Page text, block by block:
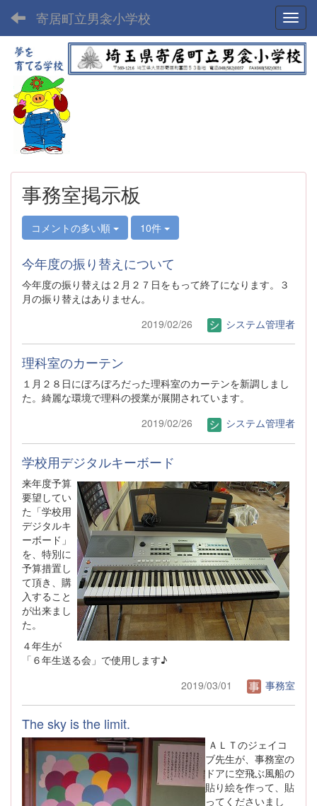
寄居町立男衾小学校
事務室掲示板
コメントの多い順 10件
今年度の振り替えについて
今年度の振り替えは２月２７日をもって終了になります。３
月の振り替えはありません。
2019/02/26
システム管理者
理科室のカーテン
１月２８日にぼろぼろだった理科室のカーテンを新調しまし
た。綺麗な環境で理科の授業が展開されています。
2019/02/26
システム管理者
学校用デジタルキーボード
来年度予算
要望してい
た「学校用
デジタルキ
ーボード」
を、特別に
予算措置し
て頂き、購
入すること
が出来まし
た。
４年生が
「６年生送る会」で使用します♪
2019/03/01
事務室
The sky is the limit.
ＡＬＴのジェイコ
ブ先生が、事務室の
ドアに空飛ぶ風船の
貼り絵を作って、貼
ってくださいまし